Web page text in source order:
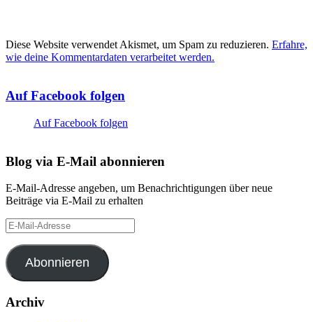
Diese Website verwendet Akismet, um Spam zu reduzieren. Erfahre,
wie deine Kommentardaten verarbeitet werden.
Auf Facebook folgen
Auf Facebook folgen
Blog via E-Mail abonnieren
E-Mail-Adresse angeben, um Benachrichtigungen über neue
Beiträge via E-Mail zu erhalten
E-
Mail-
Adresse
Abonnieren
Archiv